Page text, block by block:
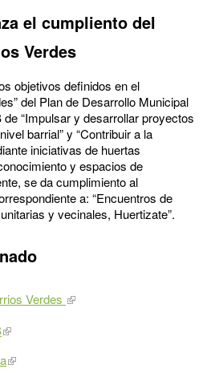
el cumpliento del
Verdes
objetivos definidos en el
del Plan de Desarrollo Municipal
“Impulsar y desarrollar proyectos
barrial” y “Contribuir a la
iniciativas de huertas
y espacios de
se da cumplimiento al
a: “Encuentros de
y vecinales, Huertizate”.
Verdes